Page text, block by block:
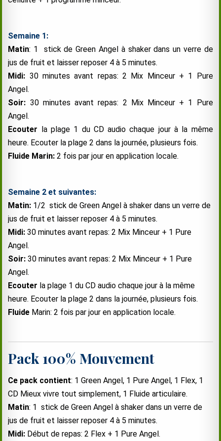
Semaine 1:
Matin: 1 stick de Green Angel à shaker dans un verre de
jus de fruit et laisser reposer 4 à 5 minutes.
Midi: 30 minutes avant repas: 2 Mix Minceur + 1 Pure
Angel.
Soir: 30 minutes avant repas: 2 Mix Minceur + 1 Pure
Angel.
Ecouter la plage 1 du CD audio chaque jour à la même
heure. Ecouter la plage 2 dans la journée, plusieurs fois.
Fluide Marin: 2 fois par jour en application locale.
Semaine 2 et suivantes:
Matin: 1/2 stick de Green Angel à shaker dans un verre de
jus de fruit et laisser reposer 4 à 5 minutes.
Midi: 30 minutes avant repas: 2 Mix Minceur + 1 Pure
Angel.
Soir: 30 minutes avant repas: 2 Mix Minceur + 1 Pure
Angel.
Ecouter la plage 1 du CD audio chaque jour à la même
heure. Ecouter la plage 2 dans la journée, plusieurs fois.
Fluide Marin: 2 fois par jour en application locale.
Pack 100% Mouvement
Ce pack contient: 1 Green Angel, 1 Pure Angel, 1 Flex, 1
CD Mieux vivre tout simplement, 1 Fluide articulaire.
Matin: 1 stick de Green Angel à shaker dans un verre de
jus de fruit et laisser reposer 4 à 5 minutes.
Midi: Début de repas: 2 Flex + 1 Pure Angel.